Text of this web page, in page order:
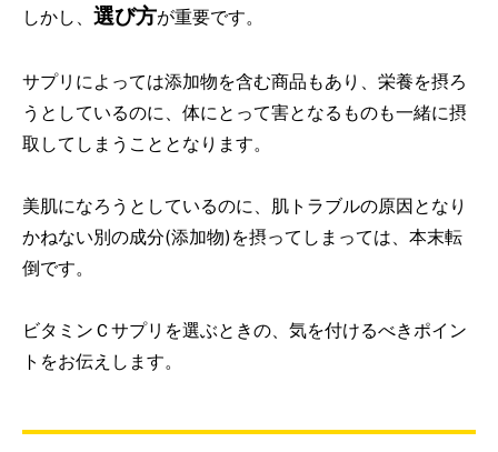
しかし、 選び方が重要です。
サプリによっては添加物を含む商品もあり、栄養を摂ろ
うとしているのに、体にとって害となるものも一緒に摂
取してしまうこととなります。
美肌になろうとしているのに、肌トラブルの原因となり
かねない別の成分(添加物)を摂ってしまっては、本末転
倒です。
ビタミンＣサプリを選ぶときの、気を付けるべきポイン
トをお伝えします。